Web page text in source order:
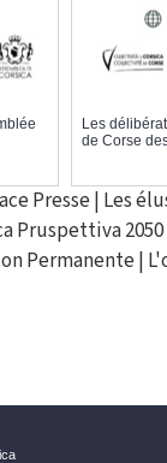
Les
de Corse
Presse| Les
Pruspettiva 2050
Permanente|